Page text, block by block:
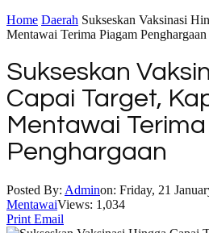
Home Daerah Sukseskan Vaksinasi
Mentawai Terima Piagam Penghargaan
Sukseskan
Capai Target,
Mentawai
Penghargaan
Posted By: Adminon: Friday, 21
MentawaiViews: 1,034
Print Email